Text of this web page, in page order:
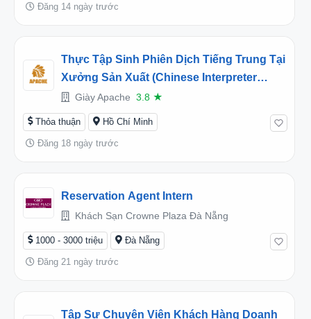
Đăng 14 ngày trước
Thực Tập Sinh Phiên Dịch Tiếng Trung Tại
Xưởng Sản Xuất (Chinese Interpreter
Intern) - Công Ty TNHH Giày Apache Việt
Nam
Giày Apache 3.8 ★
Thỏa thuận Hồ Chí Minh
Đăng 18 ngày trước
Reservation Agent Intern
Khách Sạn Crowne Plaza Đà Nẵng
1000 - 3000 triệu Đà Nẵng
Đăng 21 ngày trước
Tập Sự Chuyên Viên Khách Hàng Doanh